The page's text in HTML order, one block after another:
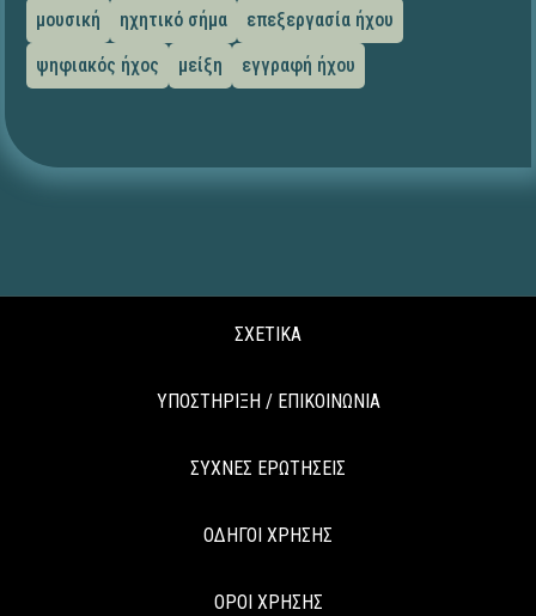
μουσική
ηχητικό σήμα
επεξεργασία ήχου
ψηφιακός ήχος
μείξη εγγραφή ήχου
ΣΧΕΤΙΚΑ
ΥΠΟΣΤΗΡΙΞΗ / ΕΠΙΚΟΙΝΩΝΙΑ
ΣΥΧΝΕΣ ΕΡΩΤΗΣΕΙΣ
ΟΔΗΓΟΙ ΧΡΗΣΗΣ
ΟΡΟΙ ΧΡΗΣΗΣ